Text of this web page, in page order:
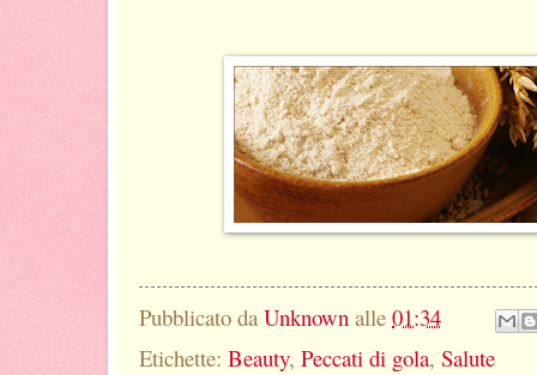
Pubblicato da Unknown alle 01:34
Etichette: Beauty, Peccati di gola, Salute